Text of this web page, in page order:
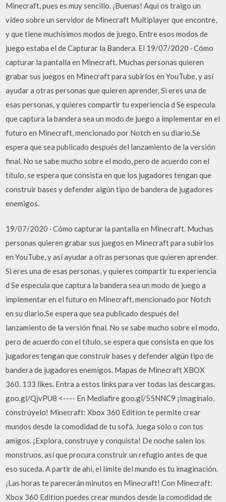
Minecraft, pues es muy sencillo. ¡Buenas! Aqui os traigo un
vídeo sobre un servidor de Minecraft Multiplayer que encontre,
y que tiene muchísimos modos de juego. Entre esos modos de
juego estaba el de Capturar la Bandera. El 19/07/2020 · Cómo
capturar la pantalla en Minecraft. Muchas personas quieren
grabar sus juegos en Minecraft para subirlos en YouTube, y así
ayudar a otras personas que quieren aprender. Si eres una de
esas personas, y quieres compartir tu experiencia d Se especula
que captura la bandera sea un modo de juego a implementar en el
futuro en Minecraft, mencionado por Notch en su diario.Se
espera que sea publicado después del lanzamiento de la versión
final. No se sabe mucho sobre el modo, pero de acuerdo con el
título, se espera que consista en que los jugadores tengan que
construir bases y defender algún tipo de bandera de jugadores
enemigos.
19/07/2020 · Cómo capturar la pantalla en Minecraft. Muchas
personas quieren grabar sus juegos en Minecraft para subirlos
en YouTube, y así ayudar a otras personas que quieren aprender.
Si eres una de esas personas, y quieres compartir tu experiencia
d Se especula que captura la bandera sea un modo de juego a
implementar en el futuro en Minecraft, mencionado por Notch
en su diario.Se espera que sea publicado después del
lanzamiento de la versión final. No se sabe mucho sobre el modo,
pero de acuerdo con el título, se espera que consista en que los
jugadores tengan que construir bases y defender algún tipo de
bandera de jugadores enemigos. Mapas de Minecraft XBOX
360. 133 likes. Entra a estos links para ver todas las descargas.
goo.gl/QjvPU8 <---- En Mediafire goo.gl/55NNC9 ¡Imagínalo,
constrúyelo! Minecraft: Xbox 360 Edition te permite crear
mundos desde la comodidad de tu sofá. Juega solo o con tus
amigos. ¡Explora, construye y conquista! De noche salen los
monstruos, así que procura construir un refugio antes de que
eso suceda. A partir de ahí, el límite del mundo es tu imaginación.
¡Las horas te parecerán minutos en Minecraft! Con Minecraft:
Xbox 360 Edition puedes crear mundos desde la comodidad de